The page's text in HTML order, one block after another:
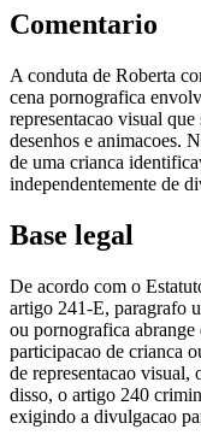
Comentario
A conduta de Roberta
cena pornografica
representacao visual
desenhos e animacoes.
de uma crianca
independentemente de
Base legal
De acordo com o
artigo 241-E, paragrafo
ou pornografica abrange
participacao de crianca
de representacao visual,
disso, o artigo 240
exigindo a divulgacao